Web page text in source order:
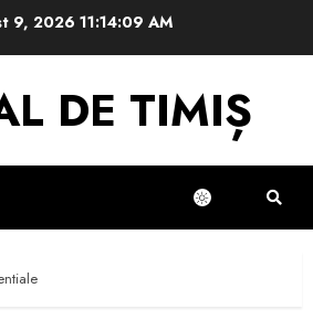
9, 202611:14:10 AM
DE TIMIȘ